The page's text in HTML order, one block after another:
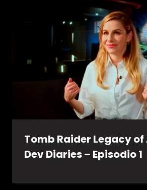
Tomb Raider Legacy
Dev Diaries – Episodio 1